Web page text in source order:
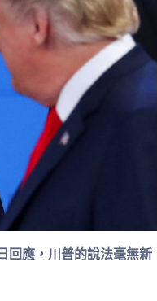
回應，川普的說法毫無新